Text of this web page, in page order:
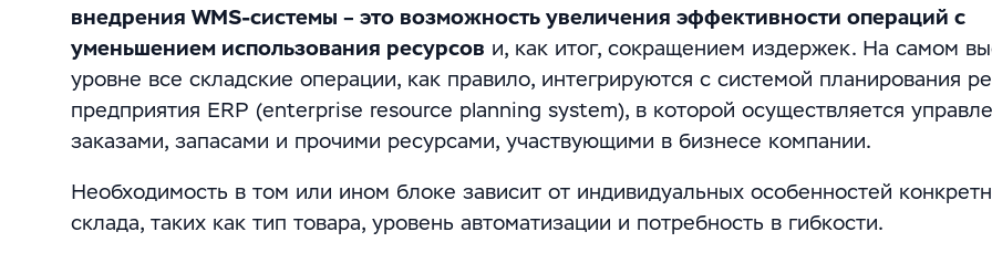
внедрения WMS-системы – это возможность увеличения эффективности операций с
уменьшением использования ресурсов и, как итог, сокращением издержек. На самом
уровне все складские операции, как правило, интегрируются с системой планирования
предприятия ERP (enterprise resource planning system), в которой осуществляется
заказами, запасами и прочими ресурсами, участвующими в бизнесе компании.
Необходимость в том или ином блоке зависит от индивидуальных особенностей
склада, таких как тип товара, уровень автоматизации и потребность в гибкости.